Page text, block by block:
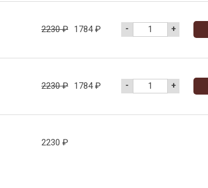
2230₽ 1784₽ - +
2230₽ 1784₽ - +
2230 ₽